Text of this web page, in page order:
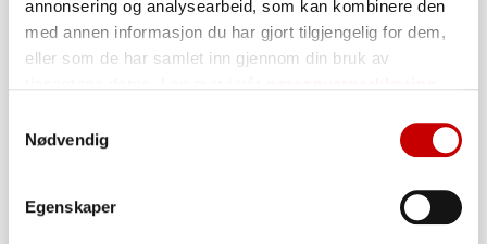
annonsering og analysearbeid, som kan kombinere den
med annen informasjon du har gjort tilgjengelig for dem,
eller som de har samlet inn gjennom din bruk av
Nødvendig
Egenskaper